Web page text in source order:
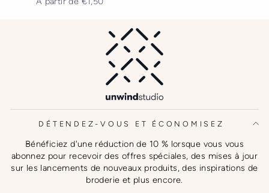
DÉTENDEZ-VOUS ET ÉCONOMISEZ
Bénéficiez d'une réduction de 10 % lorsque vous vous
abonnez pour recevoir des offres spéciales, des mises à jour
sur les lancements de nouveaux produits, des inspirations de
broderie et plus encore.